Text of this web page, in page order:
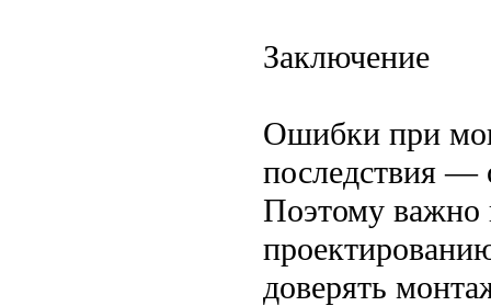
Заключение
Ошибки при
последствия —
Поэтому важно
доверять